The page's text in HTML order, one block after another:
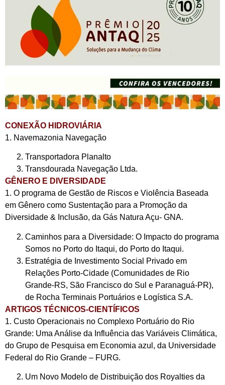
CONEXÃO HIDROVIÁRIA
1. Navemazonia Navegação
Transportadora Planalto
Transdourada Navegação Ltda.
GÊNERO E DIVERSIDADE
1. O programa de Gestão de Riscos e Violência Baseada
em Gênero como Sustentação para a Promoção da
Diversidade & Inclusão, da Gás Natura Açu- GNA.
Caminhos para a Diversidade: O Impacto do programa
Somos no Porto do Itaqui, do Porto do Itaqui.
Estratégia de Investimento Social Privado em
Relações Porto-Cidade (Comunidades de Rio
Grande-RS, São Francisco do Sul e Paranaguá-PR),
de Rocha Terminais Portuários e Logística S.A.
ARTIGOS TÉCNICOS-CIENTÍFICOS
1. Custo Operacionais no Complexo Portuário do Rio
Grande: Uma Análise da Influência das Variáveis Climática,
do Grupo de Pesquisa em Economia azul, da Universidade
Federal do Rio Grande – FURG.
Um Novo Modelo de Distribuição dos Royalties da